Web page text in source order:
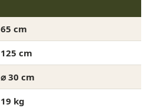
65 cm
125 cm
⌀ 30 cm
19 kg